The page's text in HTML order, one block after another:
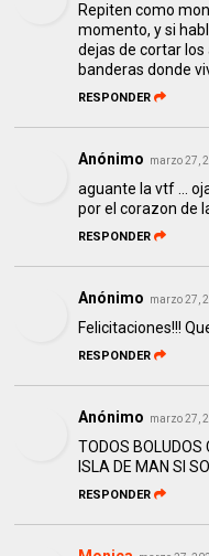
Repiten como
momento, y si
dejas de cortar los
banderas donde
RESPONDER
Anónimo marzo 27,
aguante la vtf ...
por el corazon de
RESPONDER
Anónimo marzo 27,
Felicitaciones!!!
RESPONDER
Anónimo marzo 27,
TODOS BOLUDOS
ISLA DE MAN SI
RESPONDER